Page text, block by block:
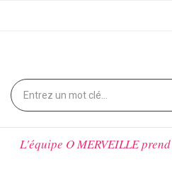
L'équipe O MERVEILLE